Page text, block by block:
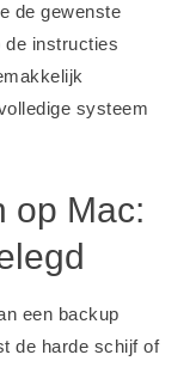
de gewenste
de instructies
systeem
op Mac:
een backup
de harde schijf of